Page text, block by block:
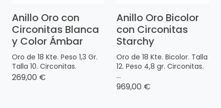
Anillo Oro con
Circonitas Blanca
y Color Ámbar
Oro de 18 Kte. Peso 1,3 Gr.
Talla 10. Circonitas.
269,00 €
Anillo Oro Bicolor
con Circonitas
Starchy
Oro de 18 Kte. Bicolor. Talla
12. Peso 4,8 gr. Circonitas.
...
969,00 €